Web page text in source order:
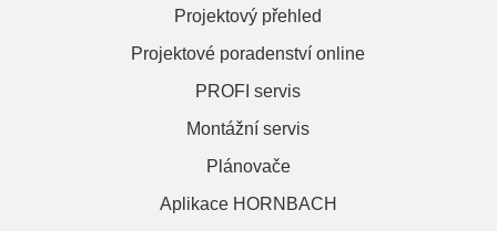
Projektový přehled
Projektové poradenství online
PROFI servis
Montážní servis
Plánovače
Aplikace HORNBACH